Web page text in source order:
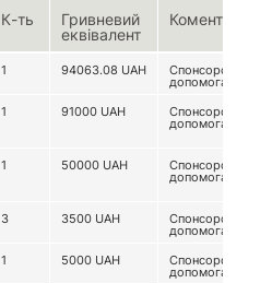
К-ть
Гривневий
еквівалент
Коментар
1 94063.08 UAH Спонсорська
допомога
1 91000 UAH Спонсорська
допомога
1 50000 UAH Спонсорська
допомога
3 3500 UAH Спонсорська
допомога
1 5000 UAH Спонсорська
допомога